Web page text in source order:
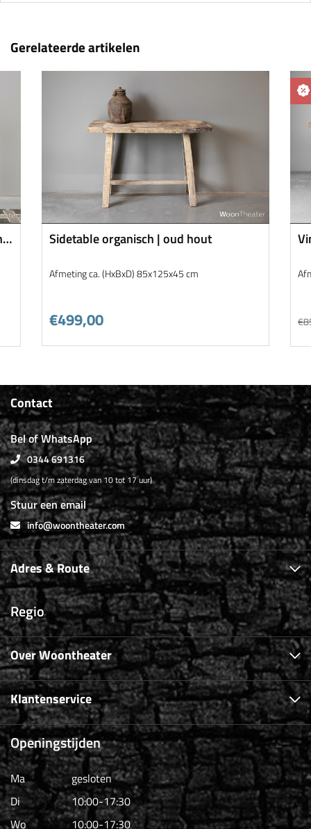
Gerelateerde artikelen
Sidetable organisch | oud hout
Afmeting ca. (HxBxD) 85x125x45 cm
€499,00
Contact
Bel of WhatsApp
0344 691316
(dinsdag t/m zaterdag van 10 tot 17 uur)
Stuur een email
info@woontheater.com
Adres & Route
Regio
Over Woontheater
Klantenservice
Openingstijden
Ma
gesloten
Di
10:00-17:30
Wo
10:00-17:30